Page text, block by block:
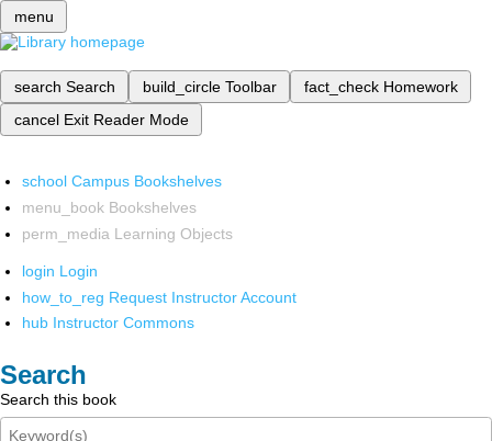
menu
search Search build_circle Toolbar fact_check Homework
cancel Exit Reader Mode
school Campus Bookshelves
menu_book Bookshelves
perm_media Learning Objects
login Login
how_to_reg Request Instructor Account
hub Instructor Commons
Search
Search this book